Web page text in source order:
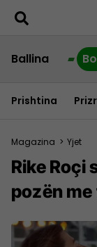
Ballina
Prishtina
Magazina > Yjet
Rike Roçi
pozën